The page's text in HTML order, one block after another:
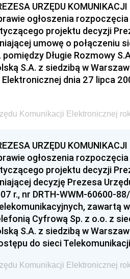
URZĘDU
ogłoszenia
projektu decyzji
umowę o połączeniu
Długie Rozmowy
S.A. z siedzibą w
dnia 27 lipca
Komunikacji Elektronicznej
URZĘDU
ogłoszenia
projektu decyzji
decyzję Prezesa
r., nr DRTH-WWM-60600-
zawartą
Cyfrową Sp. z o.o. z
S.A. z siedzibą w
do sieci
Komunikacji Elektronicznej